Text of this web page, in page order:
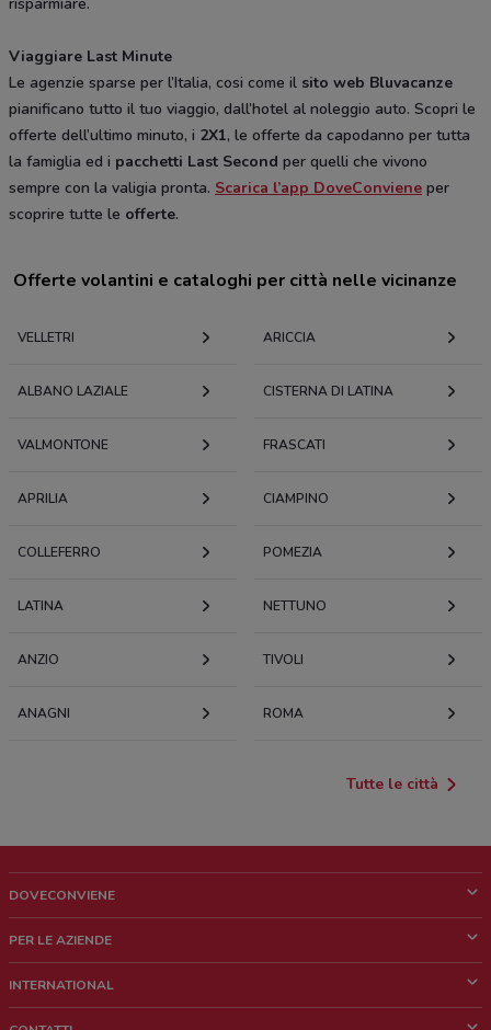
Viaggiare Last Minute
Le agenzie sparse per l’Italia, cosi come il sito web Bluvacanze
pianificano tutto il tuo viaggio, dall’hotel al noleggio auto. Scopri le
offerte dell’ultimo minuto, i 2X1, le offerte da capodanno per tutta
la famiglia ed i pacchetti Last Second per quelli che vivono
sempre con la valigia pronta. Scarica l’app DoveConviene per
scoprire tutte le offerte.
Offerte volantini e cataloghi per città nelle vicinanze
VELLETRI ARICCIA
ALBANO LAZIALE CISTERNA DI LATINA
VALMONTONE FRASCATI
APRILIA CIAMPINO
COLLEFERRO POMEZIA
LATINA NETTUNO
ANZIO TIVOLI
ANAGNI ROMA
Tutte le città
DOVECONVIENE
Chi siamo
PER LE AZIENDE
Richieste commerciali e marketing
INTERNATIONAL